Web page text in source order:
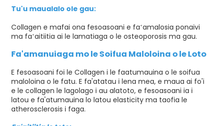
Tu'u maualalo ole gau:
Collagen e mafai ona fesoasoani e faʻamalosia ponaivi
ma faʻaitiitia ai le lamatiaga o le osteoporosis ma gau.
Fa'amanuiaga mo le Soifua Maloloina o le Loto
E fesoasoani foi le Collagen i le faatumauina o le soifua
maloloina o le fatu. E fa'atatau i lena mea, e maua ai fo'i
e le collagen le lagolago i au alatoto, e fesoasoani ia i
latou e fa'atumauina lo latou elasticity ma taofia le
atherosclerosis i faga.